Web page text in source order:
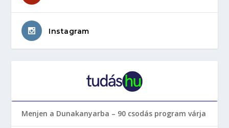
Instagram
Menjen a Dunakanyarba – 90 csodás program várja